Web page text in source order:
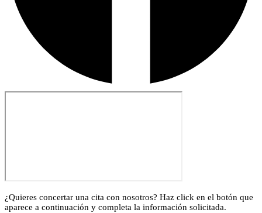
¿Quieres concertar una cita con nosotros? Haz click en el botón que
aparece a continuación y completa la información solicitada.